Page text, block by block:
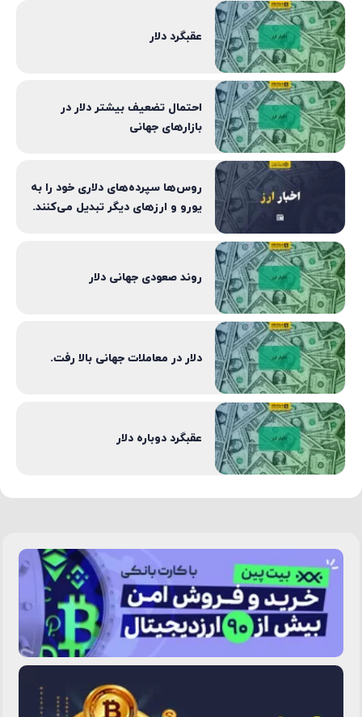
عقبگرد دلار
احتمال تضعیف بیشتر دلار در
بازارهای جهانی
روس‌ها سپرده‌های دلاری خود را به
یورو و ارزهای دیگر تبدیل می‌کنند.
روند صعودی جهانی دلار
دلار در معاملات جهانی بالا رفت.
عقبگرد دوباره دلار